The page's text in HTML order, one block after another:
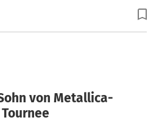
von Metallica-